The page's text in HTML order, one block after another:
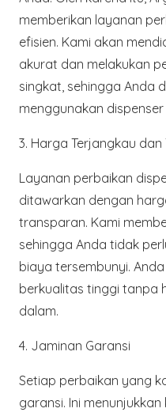
memberikan layanan
efisien. Kami akan
akurat dan melakukan
singkat, sehingga Anda
menggunakan
3. Harga Terjangkau
Layanan perbaikan
ditawarkan dengan
transparan. Kami
sehingga Anda tidak
biaya tersembunyi.
berkualitas tinggi tanpa
dalam.
4. Jaminan Garansi
Setiap perbaikan yang
garansi. Ini